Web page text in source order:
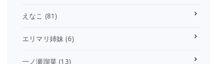
えなこ (81)
エリマリ姉妹 (6)
一ノ瀬瑠菜 (13)